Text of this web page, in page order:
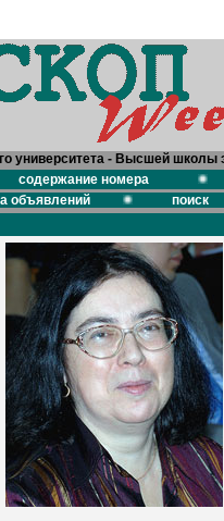
университета - Высшей школы
содержание номера
объявлений поиск